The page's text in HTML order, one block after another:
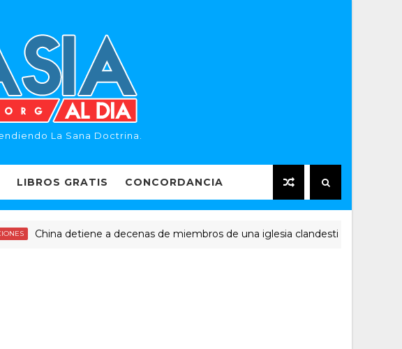
La Sana Doctrina.
LIBROS GRATIS CONCORDANCIA
China detiene a decenas de miembros de una iglesia clandestina